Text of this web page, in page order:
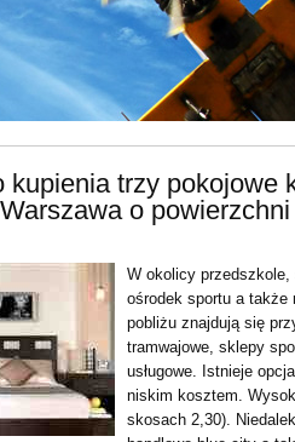
kupienia trzy pokojowe
o
W okolicy przedszkole,
ośrodek sportu a także
pobliżu znajdują się
tramwajowe, sklepy
usługowe. Istnieje
niskim kosztem.
skosach 2,30).